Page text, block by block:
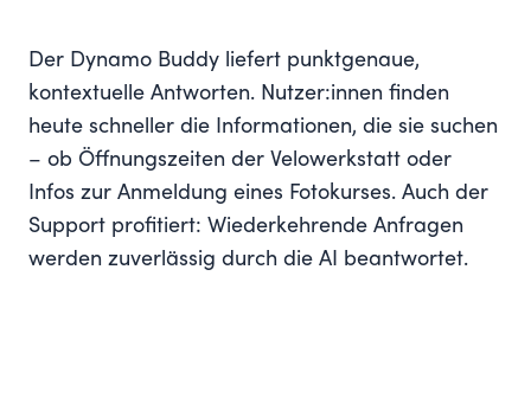
Der Dynamo Buddy liefert punktgenaue,
kontextuelle Antworten. Nutzer:innen finden
heute schneller die Informationen, die sie suchen
– ob Öffnungszeiten der Velowerkstatt oder
Infos zur Anmeldung eines Fotokurses. Auch der
Support profitiert: Wiederkehrende Anfragen
werden zuverlässig durch die AI beantwortet.